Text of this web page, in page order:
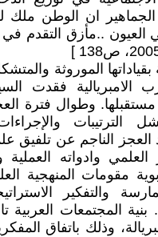
ان الوطن ملك
..مأزق التقدم في
بقياداتها الموروثة
الامبريالية فقدت
وطوال فترة
الترتيبات
العجز الناجم عن تلفيق
وادواته العملية
مقومات المنهجية
والتفكير
بنية المجتمعات العربية
وذلك باتفاق